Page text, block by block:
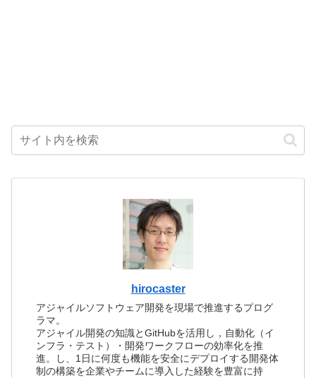
hirocaster
アジャイルソフトウェア開発を現場で推進するプログ
ラマ。
アジャイル開発の知識とGitHubを活用し，自動化（イ
ンフラ・テスト）・開発ワークフローの効率化を推
進。し、1日に何度も機能を安全にデプロイする開発体
制の構築を企業やチームに導入した経験を豊富に持